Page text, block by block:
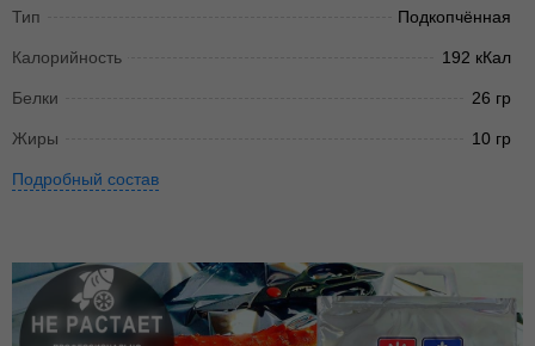
Тип Подкопчённая
Калорийность 192 кКал
Белки 26 гр
Жиры 10 гр
Подробный состав